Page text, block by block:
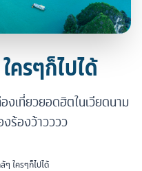
ครๆก็ไปได้
งเที่ยวยอดฮิตในเวียดนาม
ร้องว้าวววว
ๆ ใครๆก็ไปได้